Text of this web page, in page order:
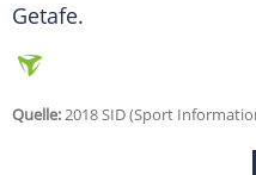
Getafe.
Quelle:2018 SID (Sport